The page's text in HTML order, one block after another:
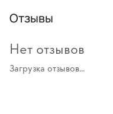
Отзывы
Загрузка отзывов...
Нет отзывов